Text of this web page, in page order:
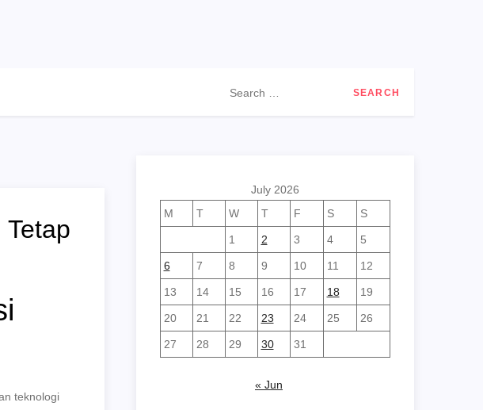
for:
teknologi
July 2026
M
T W T F S S
1 2 3 4 5
6 7 8 9 10 11 12
13 14 15 16 17 18 19
20 21 22 23 24 25 26
27 28 29 30 31
« Jun